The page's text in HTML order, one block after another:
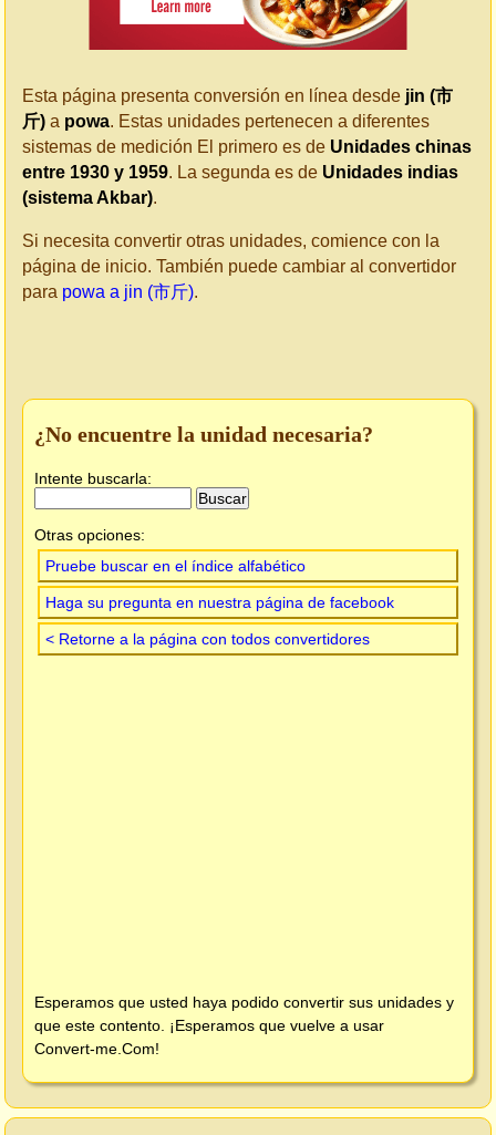
Esta página presenta conversión en línea desde jin (市
斤) a powa. Estas unidades pertenecen a diferentes
sistemas de medición El primero es de Unidades chinas
entre 1930 y 1959. La segunda es de Unidades indias
(sistema Akbar).
Si necesita convertir otras unidades, comience con la
página de inicio. También puede cambiar al convertidor
para powa a jin (市斤).
¿No encuentre la unidad necesaria?
Intente buscarla:
Otras opciones:
Pruebe buscar en el índice alfabético
Haga su pregunta en nuestra página de facebook
< Retorne a la página con todos convertidores
Esperamos que usted haya podido convertir sus unidades y
que este contento. ¡Esperamos que vuelve a usar
Convert-me.Com!